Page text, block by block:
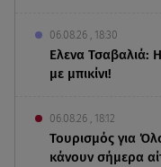
06.08.26 , 18:30
Ελενα Τσαβαλιά:
με μπικίνι!
06.08.26 , 18:12
Τουρισμός για
κάνουν σήμερα